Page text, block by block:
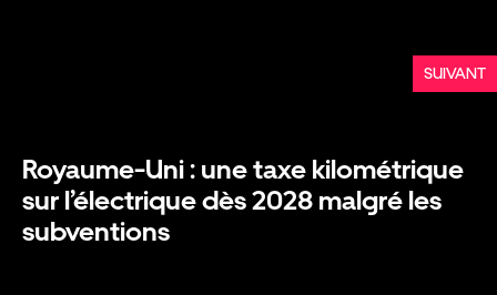
SUIVANT
Royaume-Uni : une taxe kilométrique
sur l’électrique dès 2028 malgré les
subventions